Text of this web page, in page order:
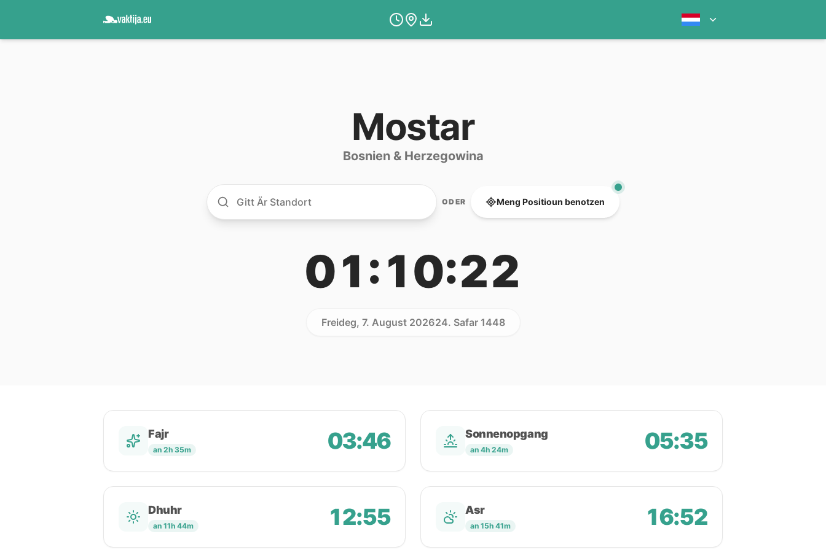
Mostar
Bosnien & Herzegowina
ODER Meng Positioun benotzen
01:10:22
Freideg, 7. August 202624. Safar 1448
Fajr
an 2h 35m 03:46 Sonnenopgang
an 4h 24m 05:35
Dhuhr
an 11h 44m 12:55 Asr
an 15h 41m 16:52